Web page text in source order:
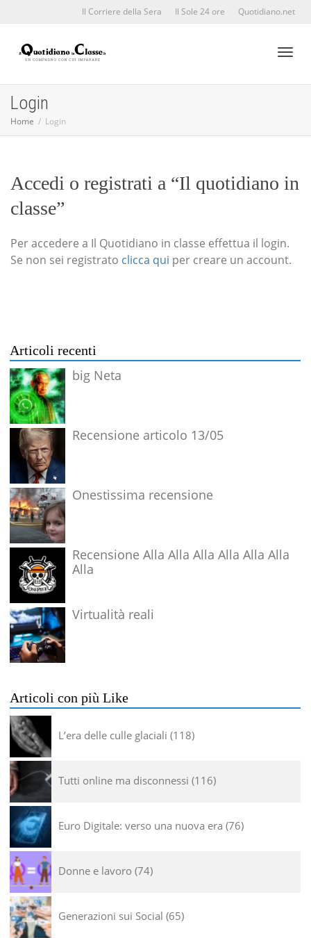
Il Corriere della Sera Il Sole 24 ore Quotidiano.net
Login
Home Login
Accedi o registrati a “Il quotidiano in
classe”
Per accedere a Il Quotidiano in classe effettua il login.
Se non sei registrato clicca qui per creare un account.
Articoli recenti
big Neta
Recensione articolo 13/05
Onestissima recensione
Recensione Alla Alla Alla Alla Alla Alla
Alla
Virtualità reali
Articoli con più Like
L’era delle culle glaciali 118
Tutti online ma disconnessi 116
Euro Digitale: verso una nuova era 76
Donne e lavoro 74
Generazioni sui Social 65